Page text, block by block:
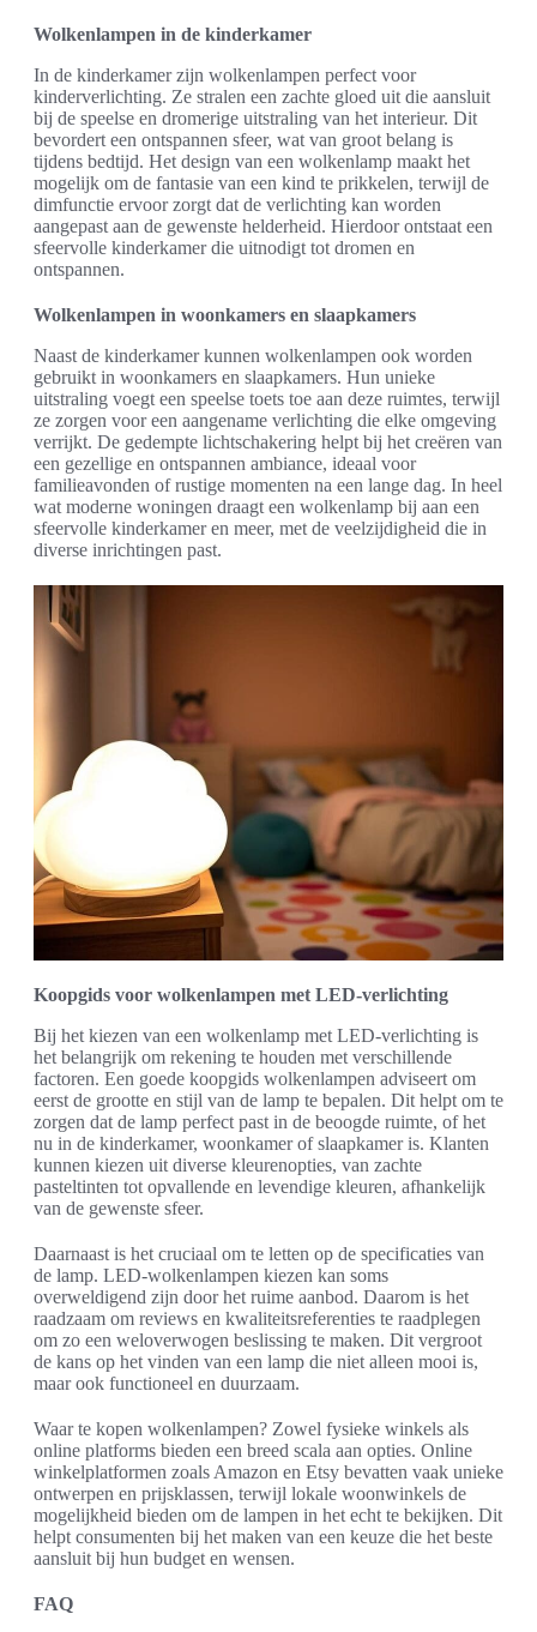
Wolkenlampen in de kinderkamer
In de kinderkamer zijn wolkenlampen perfect voor
kinderverlichting. Ze stralen een zachte gloed uit die aansluit
bij de speelse en dromerige uitstraling van het interieur. Dit
bevordert een ontspannen sfeer, wat van groot belang is
tijdens bedtijd. Het design van een wolkenlamp maakt het
mogelijk om de fantasie van een kind te prikkelen, terwijl de
dimfunctie ervoor zorgt dat de verlichting kan worden
aangepast aan de gewenste helderheid. Hierdoor ontstaat een
sfeervolle kinderkamer die uitnodigt tot dromen en
ontspannen.
Wolkenlampen in woonkamers en slaapkamers
Naast de kinderkamer kunnen wolkenlampen ook worden
gebruikt in woonkamers en slaapkamers. Hun unieke
uitstraling voegt een speelse toets toe aan deze ruimtes, terwijl
ze zorgen voor een aangename verlichting die elke omgeving
verrijkt. De gedempte lichtschakering helpt bij het creëren van
een gezellige en ontspannen ambiance, ideaal voor
familieavonden of rustige momenten na een lange dag. In heel
wat moderne woningen draagt een wolkenlamp bij aan een
sfeervolle kinderkamer en meer, met de veelzijdigheid die in
diverse inrichtingen past.
Koopgids voor wolkenlampen met LED-verlichting
Bij het kiezen van een wolkenlamp met LED-verlichting is
het belangrijk om rekening te houden met verschillende
factoren. Een goede koopgids wolkenlampen adviseert om
eerst de grootte en stijl van de lamp te bepalen. Dit helpt om te
zorgen dat de lamp perfect past in de beoogde ruimte, of het
nu in de kinderkamer, woonkamer of slaapkamer is. Klanten
kunnen kiezen uit diverse kleurenopties, van zachte
pasteltinten tot opvallende en levendige kleuren, afhankelijk
van de gewenste sfeer.
Daarnaast is het cruciaal om te letten op de specificaties van
de lamp. LED-wolkenlampen kiezen kan soms
overweldigend zijn door het ruime aanbod. Daarom is het
raadzaam om reviews en kwaliteitsreferenties te raadplegen
om zo een weloverwogen beslissing te maken. Dit vergroot
de kans op het vinden van een lamp die niet alleen mooi is,
maar ook functioneel en duurzaam.
Waar te kopen wolkenlampen? Zowel fysieke winkels als
online platforms bieden een breed scala aan opties. Online
winkelplatformen zoals Amazon en Etsy bevatten vaak unieke
ontwerpen en prijsklassen, terwijl lokale woonwinkels de
mogelijkheid bieden om de lampen in het echt te bekijken. Dit
helpt consumenten bij het maken van een keuze die het beste
aansluit bij hun budget en wensen.
FAQ